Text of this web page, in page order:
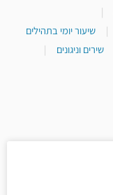
|
|
שיעור יומי בתהילים
שירים וניגונים
|